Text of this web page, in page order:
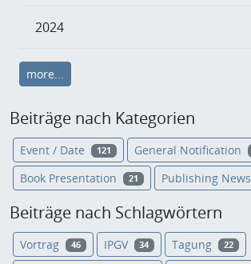
2024
more...
Beiträge nach Kategorien
Event / Date 121 General Notification
Book Presentation 21 Publishing News
Beiträge nach Schlagwörtern
Vortrag 46 IPGV 34 Tagung 22